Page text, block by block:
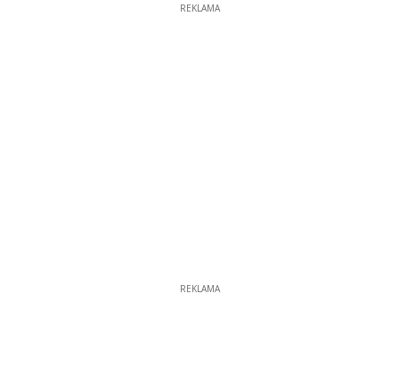
REKLAMA
REKLAMA